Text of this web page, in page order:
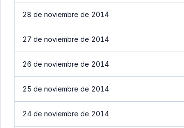
28 de noviembre de 2014
27 de noviembre de 2014
26 de noviembre de 2014
25 de noviembre de 2014
24 de noviembre de 2014